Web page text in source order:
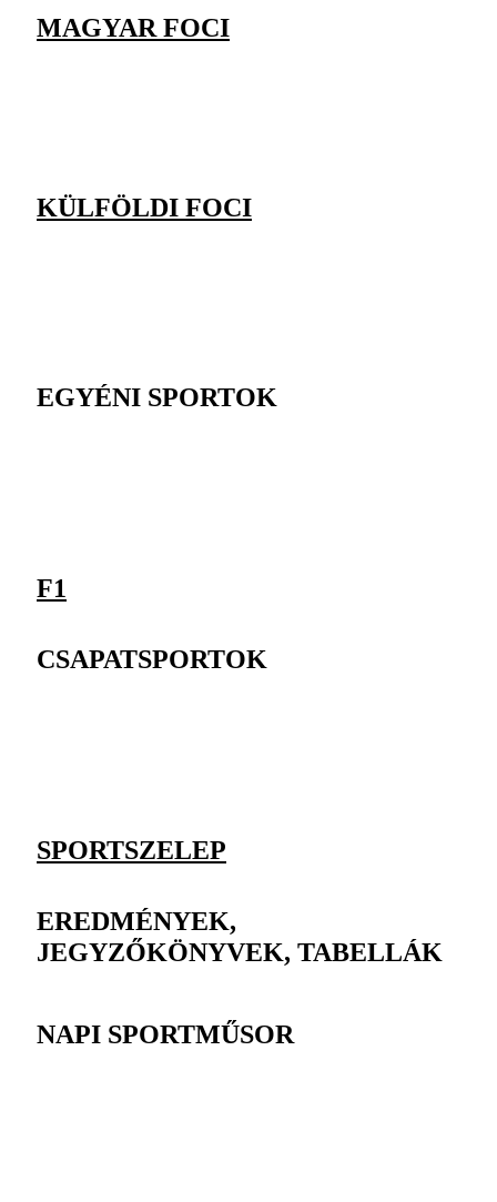
MAGYAR FOCI
KÜLFÖLDI FOCI
EGYÉNI SPORTOK
F1
CSAPATSPORTOK
SPORTSZELEP
EREDMÉNYEK,
JEGYZŐKÖNYVEK, TABELLÁK
NAPI SPORTMŰSOR